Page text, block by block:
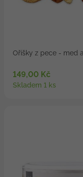
Oříšky z pece - med
149,00 Kč
Skladem 1 ks